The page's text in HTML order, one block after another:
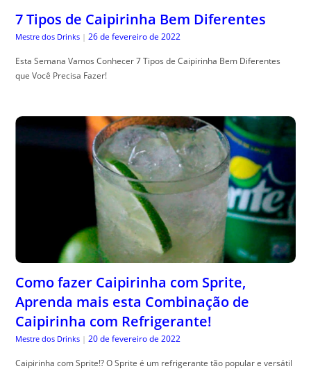
7 Tipos de Caipirinha Bem Diferentes
Mestre dos Drinks | 26 de fevereiro de 2022
Esta Semana Vamos Conhecer 7 Tipos de Caipirinha Bem Diferentes
que Você Precisa Fazer!
Como fazer Caipirinha com Sprite,
Aprenda mais esta Combinação de
Caipirinha com Refrigerante!
Mestre dos Drinks | 20 de fevereiro de 2022
Caipirinha com Sprite!? O Sprite é um refrigerante tão popular e versátil